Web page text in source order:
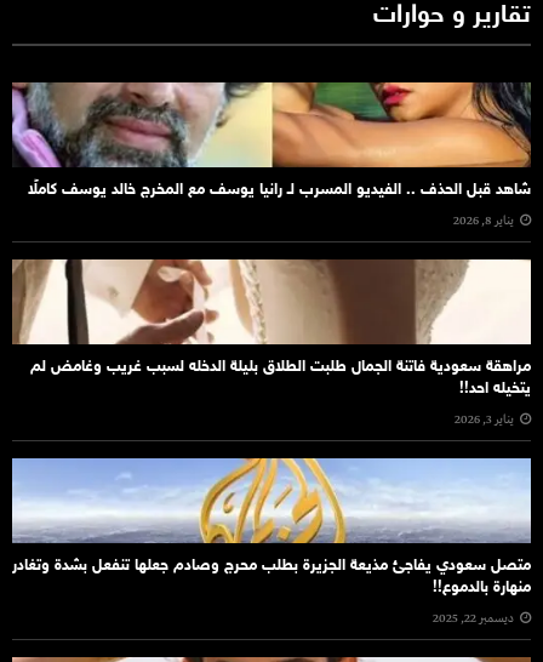
تقارير و حوارات
شاهد قبل الحذف .. الفيديو المسرب لـ رانيا يوسف مع المخرج خالد يوسف كاملًا
يناير 8, 2026
مراهقة سعودية فاتنة الجمال طلبت الطلاق بليلة الدخله لسبب غريب وغامض لم
يتخيله احد!!
يناير 3, 2026
متصل سعودي يفاجئ مذيعة الجزيرة بطلب محرج وصادم جعلها تنفعل بشدة وتغادر
منهارة بالدموع!!
ديسمبر 22, 2025